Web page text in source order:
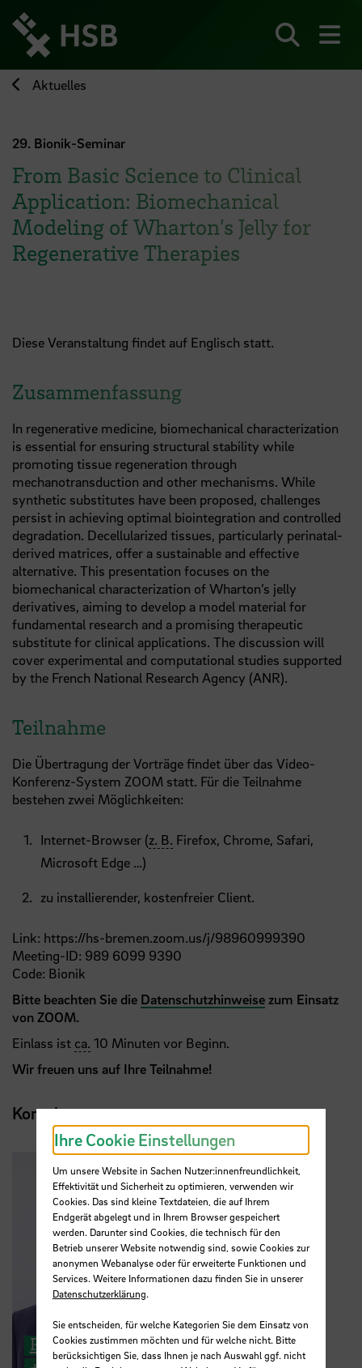
zum
Seiteninhalt
springen
Aktuelles
29. Bionik-Seminar
From Basic Science to Clinical
Application: Biomechanical
Modeling of Wharton’s Jelly for
Regenerative Therapies
Diese Veranstaltung findet auf Englisch statt.
Zusammenfassung
In regenerative medicine, biomechanical characterization
is essential for ensuring structural stability while
promoting tissue regeneration through
mechanotransduction and other mechanisms. While
synthetic substitutes have been proposed, challenges
persist in achieving optimal biointegration and controlled
degradation. Decellularized tissues, particularly perinatal-
derived matrices, offer a sustainable and effective
alternative. This presentation focuses on the
biomechanical characterization of Wharton’s jelly
derivatives, aiming to develop a model material for
fundamental research and a promising therapeutic
substitute for clinical applications. The discussion will
cover experimental and computational studies supported
by the French National Research Agency (ANR).
Teilnahme
Die Übertragung der Vorträge findet über das Video-
Konferenz-System ZOOM statt. Für die Teilnahme
bestehen zwei Möglichkeiten:
Internet-Browser (z. B. Firefox, Chrome, Safari,
Microsoft Edge …)
zu installierender, kostenfreier Client.
Link: https://hs-bremen.zoom.us/j/98960999390
Meeting-ID: 989 6099 9390
Code: Bionik
Bitte beachten Sie die Datenschutzhinweise zum Einsatz
von ZOOM.
Einlass ist ca. 10 Minuten vor Beginn.
Wir freuen uns auf Ihre Teilnahme!
Kontakt
Prof. Dr. Albert Baars
Ihre Cookie Einstellungen
Um unsere Website in Sachen Nutzer:innenfreundlichkeit,
Effektivität und Sicherheit zu optimieren, verwenden wir
Cookies. Das sind kleine Textdateien, die auf Ihrem
Endgerät abgelegt und in Ihrem Browser gespeichert
werden. Darunter sind Cookies, die technisch für den
Betrieb unserer Website notwendig sind, sowie Cookies zur
anonymen Webanalyse oder für erweiterte Funktionen und
Services. Weitere Informationen dazu finden Sie in unserer
Datenschutzerklärung.
Sie entscheiden, für welche Kategorien Sie dem Einsatz von
Cookies zustimmen möchten und für welche nicht. Bitte
berücksichtigen Sie, dass Ihnen je nach Auswahl ggf. nicht